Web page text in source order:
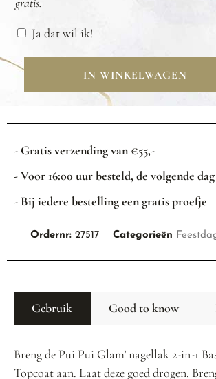
Ja dat wil ik!
IN WINKELWAGEN
- Gratis verzending van €55,-
- Voor 16:00 uur besteld, de volgende
- Bij iedere bestelling een gratis proefje
Ordernr: 27517 Categorieën
Gebruik Good to know
Breng de Pui Pui Glam’ nagellak 2-in-1
Topcoat aan. Laat deze goed drogen.